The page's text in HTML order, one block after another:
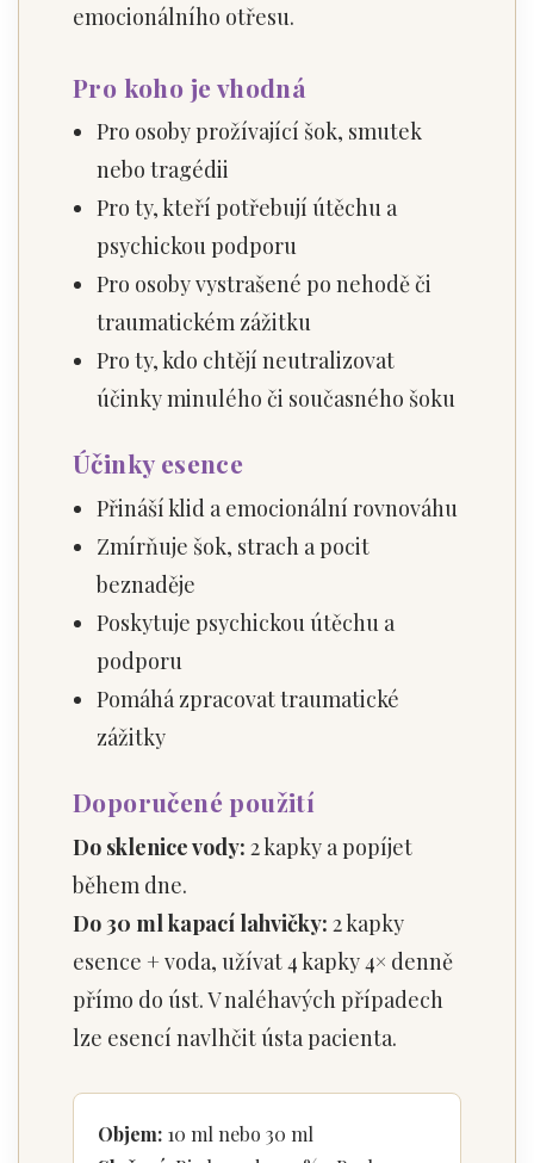
emocionálního otřesu.
Pro koho je vhodná
Pro osoby prožívající šok, smutek
nebo tragédii
Pro ty, kteří potřebují útěchu a
psychickou podporu
Pro osoby vystrašené po nehodě či
traumatickém zážitku
Pro ty, kdo chtějí neutralizovat
účinky minulého či současného šoku
Účinky esence
Přináší klid a emocionální rovnováhu
Zmírňuje šok, strach a pocit
beznaděje
Poskytuje psychickou útěchu a
podporu
Pomáhá zpracovat traumatické
zážitky
Doporučené použití
Do sklenice vody: 2 kapky a popíjet
během dne.
Do 30 ml kapací lahvičky: 2 kapky
esence + voda, užívat 4 kapky 4× denně
přímo do úst. V naléhavých případech
lze esencí navlhčit ústa pacienta.
Objem: 10 ml nebo 30 ml